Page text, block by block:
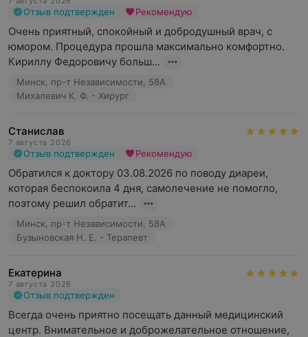
Отзыв подтвержден Рекомендую
Очень приятный, спокойный и добродушный врач, с
юмором. Процедура прошла максимально комфортно.
Кириллу Федоровичу больш...
Минск, пр-т Независимости, 58А
Михалевич К. Ф. - Хирург
Станислав
7 августа 2026
Отзыв подтвержден Рекомендую
Обратился к доктору 03.08.2026 по поводу диареи,
которая беспокоила 4 дня, самолечение не помогло,
поэтому решил обратит...
Минск, пр-т Независимости, 58А
Бузыновская Н. Е. - Терапевт
Екатерина
7 августа 2026
Отзыв подтвержден
Всегда очень приятно посещать данный медицинский
центр. Внимательное и доброжелательное отношение,